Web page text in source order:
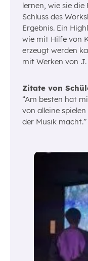
lernen, wie sie
Schluss des
Ergebnis. Ein
wie mit Hilfe von
erzeugt werden
mit Werken von
Zitate von
“Am besten hat
von alleine
der Musik macht.”